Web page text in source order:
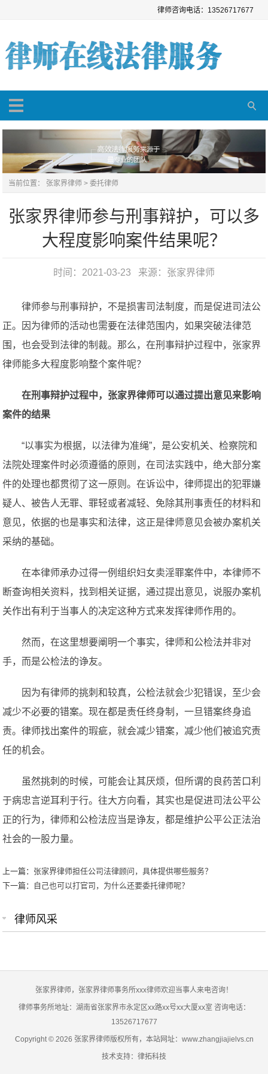
律师咨询电话：13526717677
当前位置： 张家界律师 >委托律师
张家界律师参与刑事辩护，可以多
大程度影响案件结果呢？
时间：2021-03-23 来源： 张家界律师
律师参与刑事辩护，不是损害司法制度，而是促进司法公
正。因为律师的活动也需要在法律范围内，如果突破法律范
围，也会受到法律的制裁。那么，在刑事辩护过程中，张家界
律师能多大程度影响整个案件呢？
在刑事辩护过程中，张家界律师可以通过提出意见来影响
案件的结果
“以事实为根据，以法律为准绳”，是公安机关、检察院和
法院处理案件时必须遵循的原则，在司法实践中，绝大部分案
件的处理也都贯彻了这一原则。在诉讼中，律师提出的犯罪嫌
疑人、被告人无罪、罪轻或者减轻、免除其刑事责任的材料和
意见，依据的也是事实和法律，这正是律师意见会被办案机关
采纳的基础。
在本律师承办过得一例组织妇女卖淫罪案件中，本律师不
断查询相关资料，找到相关证据，通过提出意见，说服办案机
关作出有利于当事人的决定这种方式来发挥律师作用的。
然而，在这里想要阐明一个事实，律师和公检法并非对
手，而是公检法的诤友。
因为有律师的挑刺和较真，公检法就会少犯错误，至少会
减少不必要的错案。现在都是责任终身制，一旦错案终身追
责。律师找出案件的瑕疵，就会减少错案，减少他们被追究责
任的机会。
虽然挑刺的时候，可能会让其厌烦，但所谓的良药苦口利
于病忠言逆耳利于行。往大方向看，其实也是促进司法公平公
正的行为，律师和公检法应当是诤友，都是维护公平公正法治
社会的一股力量。
上一篇： 张家界律师担任公司法律顾问，具体提供哪些服务？
下一篇：
自己也可以打官司，为什么还要委托律师呢？
律师风采
张家界律师，张家界律师事务所xxx律师欢迎当事人来电咨询！
律师事务所地址：湖南省张家界市永定区xx路xx号xx大厦xx室 咨询电话：
13526717677
Copyright © 2026 张家界律师版权所有，本站网址：www.zhangjiajielvs.cn
技术支持：律拓科技